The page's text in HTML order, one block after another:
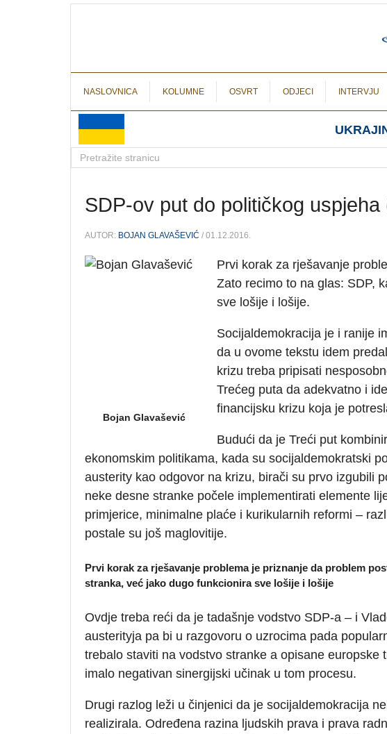
NASLOVNICA KOLUMNE OSVRT ODJECI INTERVJU
SDP-ov put do političkog uspjeha
AUTOR: BOJAN GLAVAŠEVIĆ / 01.12.2016.
Bojan Glavašević
Prvi korak za rješavanje
Zato recimo to na glas: SDP,
sve lošije i lošije.
Socijaldemokracija je i ranije
da u ovome tekstu idem
krizu treba pripisati
Trećeg puta da adekvatno i
financijsku krizu koja je
Budući da je Treći put
ekonomskim politikama, kada su socijaldemokratski
austerity kao odgovor na krizu, birači su prvo izgubili
neke desne stranke počele implementirati elemente
primjerice, minimalne plaće i kurikularnih reformi –
postale su još maglovitije.
Prvi korak za rješavanje problema je priznanje da problem
stranka, već jako dugo funkcionira sve lošije i lošije
Ovdje treba reći da je tadašnje vodstvo SDP-a – i
austerityja pa bi u razgovoru o uzrocima pada
trebalo staviti na vodstvo stranke a opisane europske
imalo negativan sinergijski učinak u tom procesu.
Drugi razlog leži u činjenici da je socijaldemokracija
realizirala. Određena razina ljudskih prava i prava